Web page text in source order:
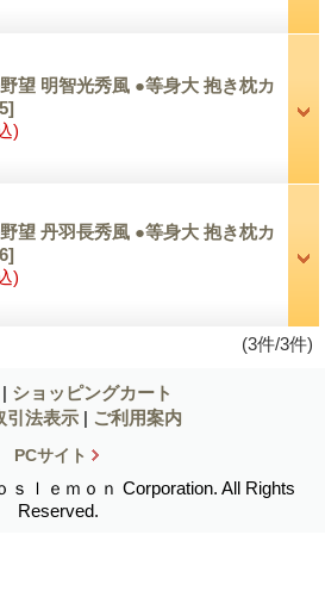
望 明智光秀風 ●等身大 抱き枕カ
)
望 丹羽長秀風 ●等身大 抱き枕カ
)
(3件/3件)
| ショッピングカート
引法表示 | ご利用案内
PCサイト
ｓｌｅｍｏｎ Corporation. All Rights
Reserved.